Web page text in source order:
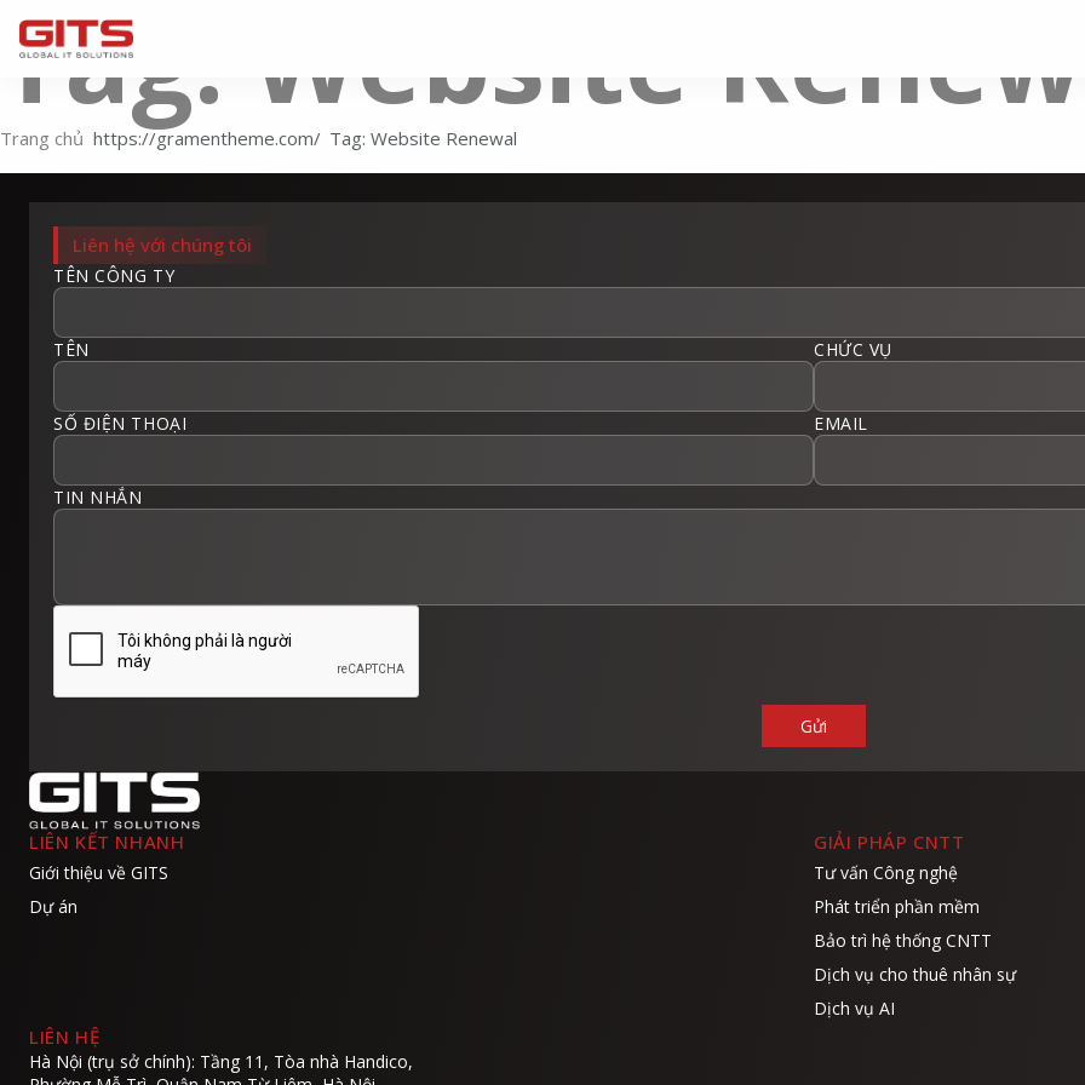
Tag: Website
Trang chủ Tag: Website Renewal
Liên hệ với chúng tôi
TÊN CÔNG TY
TÊN CHỨC VỤ
SỐ ĐIỆN THOẠI EMAIL
TIN NHẮN
LIÊN KẾT NHANH
Giới thiệu về GITS
Dự án
GIẢI PHÁP CNTT
Tư vấn Công nghệ
Phát triển phần mềm
Bảo trì hệ thống CNTT
Dịch vụ cho thuê nhân sự
Dịch vụ AI
LIÊN HỆ
Hà Nội (trụ sở chính): Tầng 11, Tòa nhà Handico,